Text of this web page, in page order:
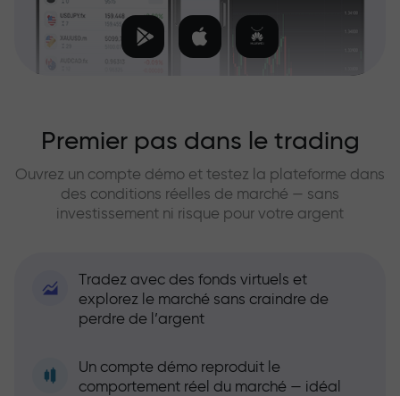
Premier pas dans le trading
Ouvrez un compte démo et testez la plateforme dans
des conditions réelles de marché — sans
investissement ni risque pour votre argent
Tradez avec des fonds virtuels et
explorez le marché sans craindre de
perdre de l’argent
Un compte démo reproduit le
comportement réel du marché — idéal